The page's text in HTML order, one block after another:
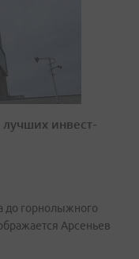
инвест-
до горнолыжного
Арсеньев